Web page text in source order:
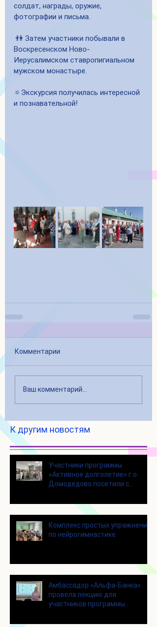
солдат, награды, оружие,
фотографии и письма.
Воскресенском Ново-
Иерусалимском ставропигиальном
мужском монастыре.
🔅Экскурсия получилась интересной
и познавательной!
Комментарии
Ваш комментарий...
К другим новостям
Участники программы
«Активное долголетие» г.о.
Домодедово посетили с
Щелково
Комплекс простых упражнений
по нейрогимнастике
Амбассадор «Альфа-Банка»
провела лекцию для
участников программы